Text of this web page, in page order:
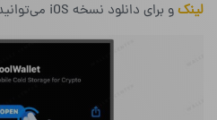
لینکو برای دانلود نسخه‌ iOS می‌توانید از این